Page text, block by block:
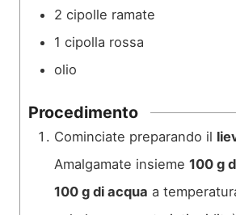
2 cipolle ramate
1 cipolla rossa
olio
Procedimento
Cominciate preparando il
Amalgamate insieme 100 g
100 g di acqua a